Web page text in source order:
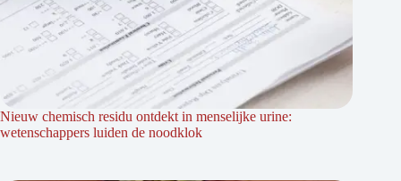
Nieuw chemisch residu ontdekt in menselijke urine:
wetenschappers luiden de noodklok